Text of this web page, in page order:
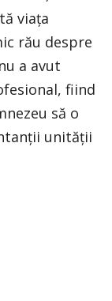
viața
rău despre
a avut
fiind
să o
unității